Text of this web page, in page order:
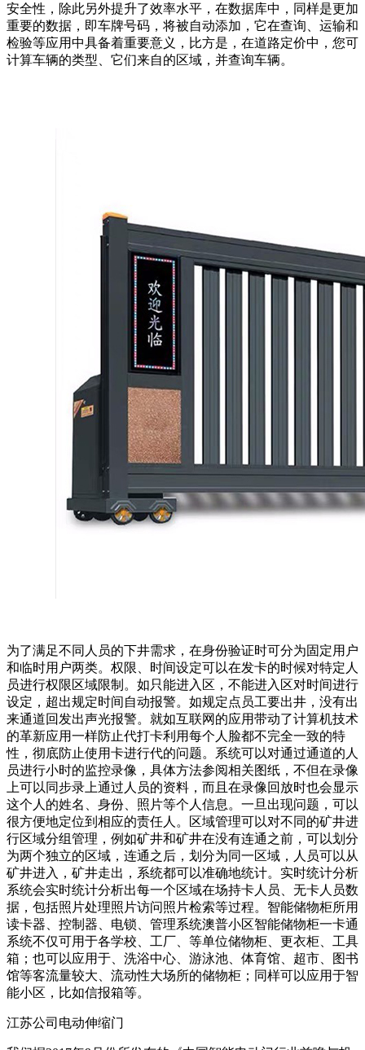
安全性，除此另外提升了效率水平，在数据库中，同样是更加
重要的数据，即车牌号码，将被自动添加，它在查询、运输和
检验等应用中具备着重要意义，比方是，在道路定价中，您可
计算车辆的类型、它们来自的区域，并查询车辆。
为了满足不同人员的下井需求，在身份验证时可分为固定用户
和临时用户两类。权限、时间设定可以在发卡的时候对特定人
员进行权限区域限制。如只能进入区，不能进入区对时间进行
设定，超出规定时间自动报警。如规定点员工要出井，没有出
来通道回发出声光报警。就如互联网的应用带动了计算机技术
的革新应用一样防止代打卡利用每个人脸都不完全一致的特
性，彻底防止使用卡进行代的问题。系统可以对通过通道的人
员进行小时的监控录像，具体方法参阅相关图纸，不但在录像
上可以同步录上通过人员的资料，而且在录像回放时也会显示
这个人的姓名、身份、照片等个人信息。一旦出现问题，可以
很方便地定位到相应的责任人。区域管理可以对不同的矿井进
行区域分组管理，例如矿井和矿井在没有连通之前，可以划分
为两个独立的区域，连通之后，划分为同一区域，人员可以从
矿井进入，矿井走出，系统都可以准确地统计。实时统计分析
系统会实时统计分析出每一个区域在场持卡人员、无卡人员数
据，包括照片处理照片访问照片检索等过程。智能储物柜所用
读卡器、控制器、电锁、管理系统澳普小区智能储物柜一卡通
系统不仅可用于各学校、工厂、等单位储物柜、更衣柜、工具
箱；也可以应用于、洗浴中心、游泳池、体育馆、超市、图书
馆等客流量较大、流动性大场所的储物柜；同样可以应用于智
能小区，比如信报箱等。
江苏公司电动伸缩门